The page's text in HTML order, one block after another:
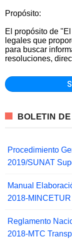
Propósito:
El propósito de
legales que
para buscar
resoluciones,
BOLETIN
Procedimiento
2019/SUNAT
Manual
2018-
Reglamento
2018-MTC